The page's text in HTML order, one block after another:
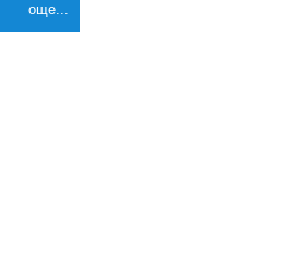
още...